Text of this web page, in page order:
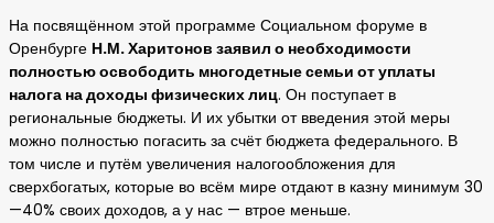
На посвящённом этой программе Социальном форуме в
Оренбурге Н.М. Харитонов заявил о необходимости
полностью освободить многодетные семьи от уплаты
налога на доходы физических лиц. Он поступает в
региональные бюджеты. И их убытки от введения этой меры
можно полностью погасить за счёт бюджета федерального. В
том числе и путём увеличения налогообложения для
сверхбогатых, которые во всём мире отдают в казну минимум 30
—40% своих доходов, а у нас — втрое меньше.